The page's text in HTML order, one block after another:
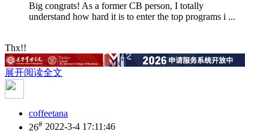
Big congrats! As a former CB person, I totally
understand how hard it is to enter the top programs i ...
Thx!!
展开阅读全文
coffeetana
26# 2022-3-4 17:11:46